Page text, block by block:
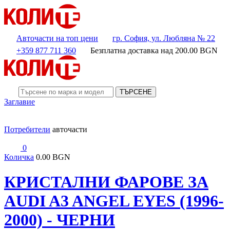
Авточасти на топ цени
гр. София, ул. Любляна № 22
+359 877 711 360
Безплатна доставка над 200.00 BGN
ТЪРСЕНЕ
Заглавие
Потребители авточасти
0
Количка 0.00 BGN
КРИСТАЛНИ ФАРОВЕ ЗА
AUDI A3 ANGEL EYES (1996-
2000) - ЧЕРНИ